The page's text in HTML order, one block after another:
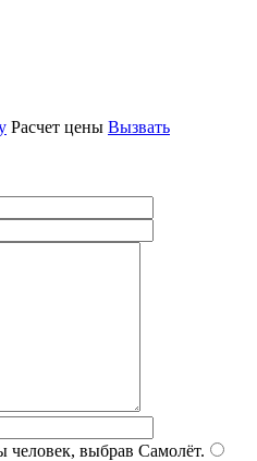
Расчет цены Вызвать
человек, выбрав Самолёт.